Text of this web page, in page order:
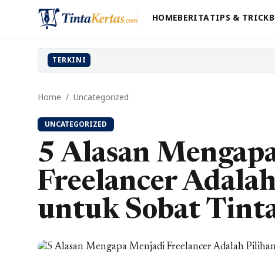
HOMEBERITATIPS & TRICK
TERKINI
Home / Uncategorized
UNCATEGORIZED
5 Alasan
Freelancer
untuk Sobat